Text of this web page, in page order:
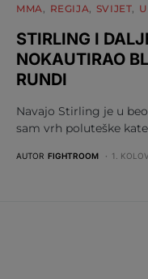
MMA REGIJA SVIJET
STIRLING I
NOKAUTIRAO
RUNDI
Navajo Stirling je u
sam vrh poluteške
AUTOR FIGHTROOM 1.